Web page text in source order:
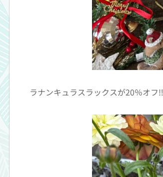
ラナンキュラスラックスが20％オフ‼️